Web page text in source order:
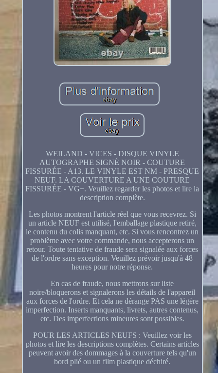
WEILAND - VICES - DISQUE VINYLE
AUTOGRAPHE SIGNÉ NOIR - COUTURE
FISSURÉE - A13. LE VINYLE EST NM - PRESQUE
NEUF. LA COUVERTURE A UNE COUTURE
FISSURÉE - VG+. Veuillez regarder les photos et lire la
description complète.
Les photos montrent l'article réel que vous recevrez. Si
un article NEUF est utilisé, l'emballage plastique retiré,
le contenu du colis manquant, etc. Si vous rencontrez un
problème avec votre commande, nous accepterons un
retour. Toute tentative de fraude sera signalée aux forces
de l'ordre sans exception. Veuillez prévoir jusqu'à 48
heures pour notre réponse.
En cas de fraude, nous mettrons sur liste
noire/bloquerons et signalerons les détails de l'appareil
aux forces de l'ordre. Et cela ne dérange PAS une légère
imperfection. Inserts manquants, livrets, autres contenus,
etc. Des imperfections mineures sont possibles.
POUR LES ARTICLES NEUFS : Veuillez voir les
photos et lire les descriptions complètes. Certains articles
peuvent avoir des dommages à la couverture tels qu'un
bord plié ou un film plastique déchiré.